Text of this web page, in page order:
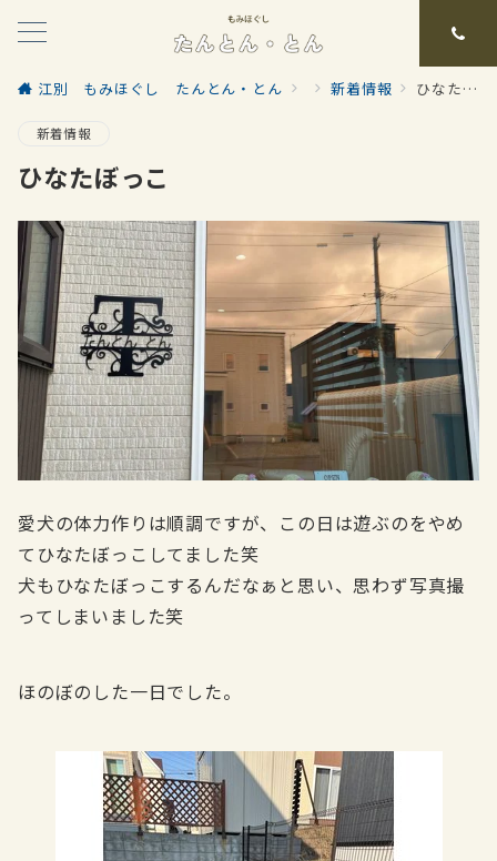
江別 もみほぐし たんとん・とん 新着情報 ひなたぼっこ
新着情報
ひなたぼっこ
愛犬の体力作りは順調ですが、この日は遊ぶのをやめ
てひなたぼっこしてました笑
犬もひなたぼっこするんだなぁと思い、思わず写真撮
ってしまいました笑
ほのぼのした一日でした。